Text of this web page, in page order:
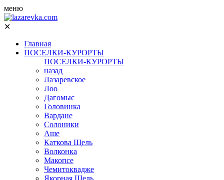
меню
✕
Главная
ПОСЕЛКИ-КУРОРТЫ
ПОСЕЛКИ-КУРОРТЫ
назад
Лазаревское
Лоо
Дагомыс
Головинка
Вардане
Солоники
Аше
Каткова Щель
Волконка
Макопсе
Чемитоквадже
Якорная Щель